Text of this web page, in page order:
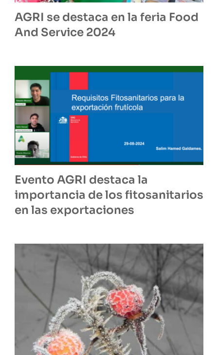
AGRI se destaca en la feria Food
And Service 2024
Evento AGRI destaca la
importancia de los fitosanitarios
en las exportaciones